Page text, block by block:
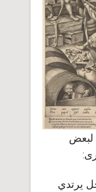
لبعض
يرتدي